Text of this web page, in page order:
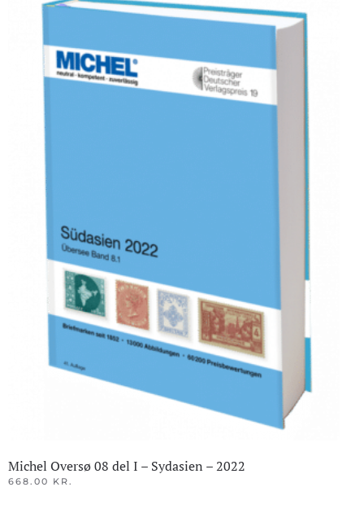
Michel Oversø 08 del I – Sydasien – 2022
668.00 KR.